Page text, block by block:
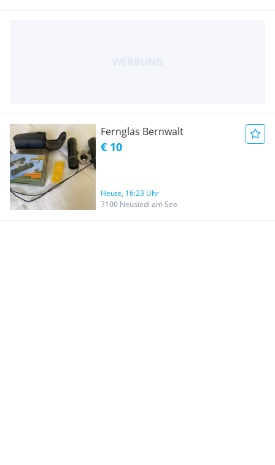
Fernglas Bernwalt
€ 10
Heute, 16:23 Uhr
7100 Neusiedl am See